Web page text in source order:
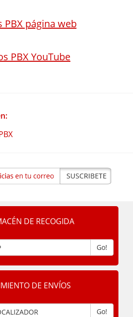
PBX página web
PBX YouTube
DE RECOGIDA
Go!
DE ENVÍOS
Go!